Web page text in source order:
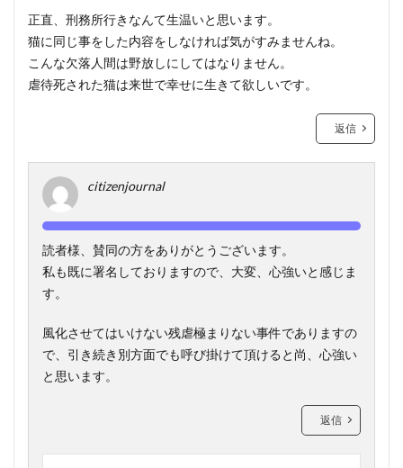
正直、刑務所行きなんて生温いと思います。
猫に同じ事をした内容をしなければ気がすみませんね。
こんな欠落人間は野放しにしてはなりません。
虐待死された猫は来世で幸せに生きて欲しいです。
返信
citizenjournal
読者様、賛同の方をありがとうございます。
私も既に署名しておりますので、大変、心強いと感じま
す。
風化させてはいけない残虐極まりない事件でありますの
で、引き続き別方面でも呼び掛けて頂けると尚、心強い
と思います。
返信